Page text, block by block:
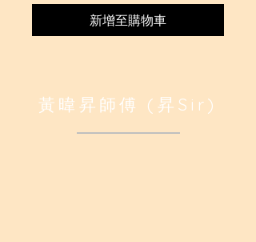
新增至購物車
黃暐昇師傅 (昇Sir)